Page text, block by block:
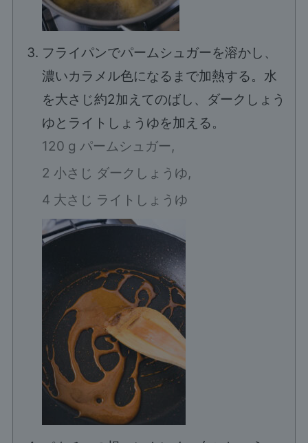
フライパンでパームシュガーを溶かし、
濃いカラメル色になるまで加熱する。水
を大さじ約2加えてのばし、ダークしょう
ゆとライトしょうゆを加える。
120 g パームシュガー,
2 小さじ ダークしょうゆ,
4 大さじ ライトしょうゆ